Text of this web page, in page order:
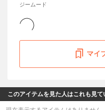
ジームード
マイ
このアイテムを見た人はこれも見て